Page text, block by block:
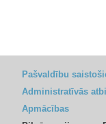
Pašvaldību
Administratīvās
Apmācības